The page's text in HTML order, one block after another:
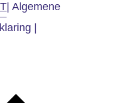
| Algemene
|